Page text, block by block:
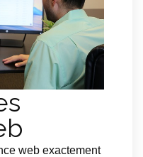
web exactement